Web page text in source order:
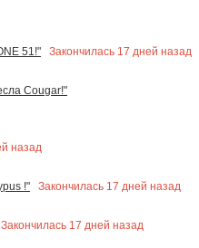
51!"
Закончилась 17 дней назад
Cougar!"
назад
!"
Закончилась 17 дней назад
Закончилась 17 дней назад